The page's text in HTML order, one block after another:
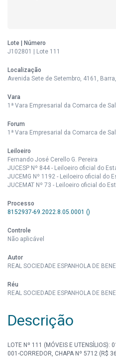
Lote | Número
J102801 | Lote 111
Localização
Avenida Sete de Setembro, 4161,
Vara
1ª Vara Empresarial da Comarca de
Forum
1ª Vara Empresarial da Comarca de
Leiloeiro
Fernando José Cerello G. Pereira
JUCESP Nº 844 - Leiloeiro oficial do
JUCEMG Nº 1192 - Leiloeiro oficial do
JUCEMAT Nº 73 - Leiloeiro oficial do
Processo
8152937-69.2022.8.05.0001 ()
Controle
Não aplicável
Autor
REAL SOCIEDADE ESPANHOLA DE
Réu
REAL SOCIEDADE ESPANHOLA DE
Descrição
LOTE Nº 111 (MÓVEIS E UTENSÍLIOS):
001-CORREDOR, CHAPA Nº 5712 (R$